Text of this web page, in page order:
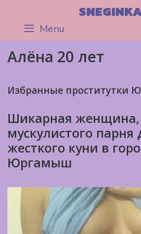
content Menu
Алёна 20 лет
Избранные проститутки
Шикарная
мускулистого парня
жесткого куни в
Юргамыш